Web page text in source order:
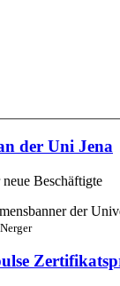
der Uni Jena
Beschäftigte